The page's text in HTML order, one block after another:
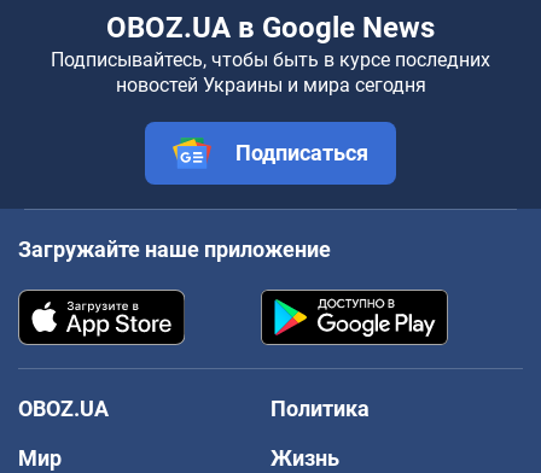
OBOZ.UA в Google News
Подписывайтесь, чтобы быть в курсе последних
новостей Украины и мира сегодня
Подписаться
Загружайте наше приложение
OBOZ.UA
Политика
Мир
Жизнь